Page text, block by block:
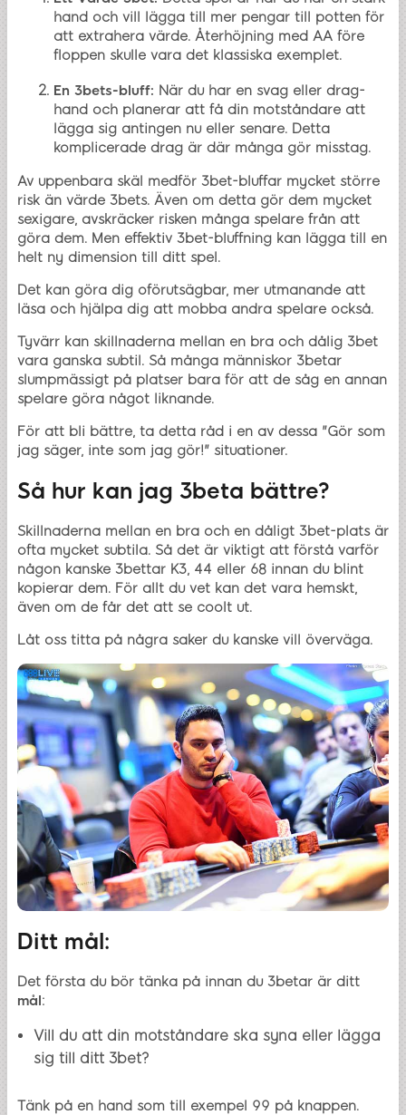
hand och vill lägga till mer pengar till potten för
att extrahera värde. Återhöjning med AA före
floppen skulle vara det klassiska exemplet.
En 3bets-bluff: När du har en svag eller drag-
hand och planerar att få din motståndare att
lägga sig antingen nu eller senare. Detta
komplicerade drag är där många gör misstag.
Av uppenbara skäl medför 3bet-bluffar mycket större
risk än värde 3bets. Även om detta gör dem mycket
sexigare, avskräcker risken många spelare från att
göra dem. Men effektiv 3bet-bluffning kan lägga till en
helt ny dimension till ditt spel.
Det kan göra dig oförutsägbar, mer utmanande att
läsa och hjälpa dig att mobba andra spelare också.
Tyvärr kan skillnaderna mellan en bra och dålig 3bet
vara ganska subtil. Så många människor 3betar
slumpmässigt på platser bara för att de såg en annan
spelare göra något liknande.
För att bli bättre, ta detta råd i en av dessa "Gör som
jag säger, inte som jag gör!" situationer.
Så hur kan jag 3beta bättre?
Skillnaderna mellan en bra och en dåligt 3bet-plats är
ofta mycket subtila. Så det är viktigt att förstå varför
någon kanske 3bettar K3, 44 eller 68 innan du blint
kopierar dem. För allt du vet kan det vara hemskt,
även om de får det att se coolt ut.
Låt oss titta på några saker du kanske vill överväga.
Ditt mål:
Det första du bör tänka på innan du 3betar är ditt
mål:
Vill du att din motståndare ska syna eller lägga
sig till ditt 3bet?
Tänk på en hand som till exempel 99 på knappen.